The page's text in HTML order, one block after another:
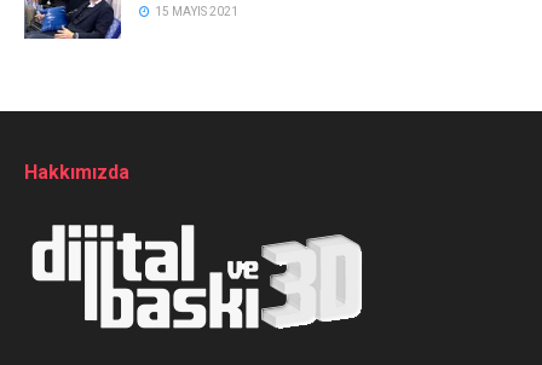
15 MAYIS 2021
Hakkımızda